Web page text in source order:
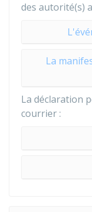
des autorité(s)
La
La déclaration
courrier :